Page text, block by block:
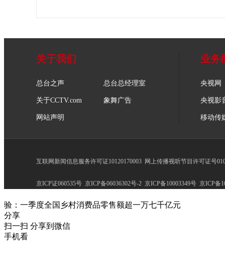
关于我们
总台之声 总台总经理室
关于CCTV.com 象舞广告
网站声明
业务
央视网
央视影
移动传
互联网新闻信息服务许可证10120170003 网上传播视听节目许可证号
京ICP证060535号 京ICP备06036302号-2 京ICP备10003349号 京ICP备
验：一季度全国乡村消费品零售额超一万七千亿元
分享
扫一扫 分享到微信
手机看